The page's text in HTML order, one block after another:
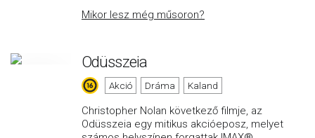
Mikor lesz még műsoron?
Odüsszeia
Akció Dráma Kaland
Christopher Nolan következő filmje, az
Odüsszeia egy mitikus akcióeposz, melyet